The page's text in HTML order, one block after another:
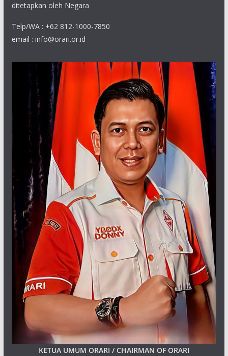
ditetapkan oleh Negara
Telp/WA : +62 812-1000-7850
email : info@orari.or.id
KETUA UMUM ORARI / CHAIRMAN OF ORARI